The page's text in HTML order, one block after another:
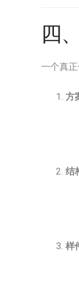
四
一个真
方
结
样